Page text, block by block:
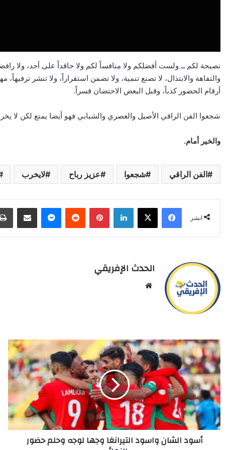
نصيحة لكم ــ ولست أفضلكم ولا منافساً لكم ولا حاقداً على أحد، ولا
والتفاهة والابتذال، لا تصنع تنمية، ولا تضمن استقراراً، ولا تنشر
أرقام الحضور كذباً، وقبل البعض الاحتضان قسراً.
شجعوا الفن الراقي الأصيل والعصري والشبابي فهو أيضا يمتع لكن لا
والخير أمام.
الفن الراقي شجعوا عزيز رباح لايخرب
انشر
Facebook
X
LinkedIn
Pinterest
Reddit
Messenger
انشر عبر البريد
الحدث الإفريقي
أسود
الشان
واسود
التيرانغا
وجها
لوجه
وحلم
حضور
النهائي
أسود الشان واسود التيرانغا وجها لوجه وحلم حضور